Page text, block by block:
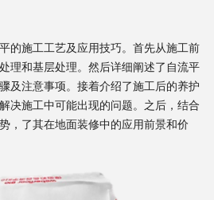
的施工工艺及应用技巧。首先从施工前
理和基层处理。然后详细阐述了自流平
及注意事项。接着介绍了施工后的养护
决施工中可能出现的问题。之后，结合
，了其在地面装修中的应用前景和价